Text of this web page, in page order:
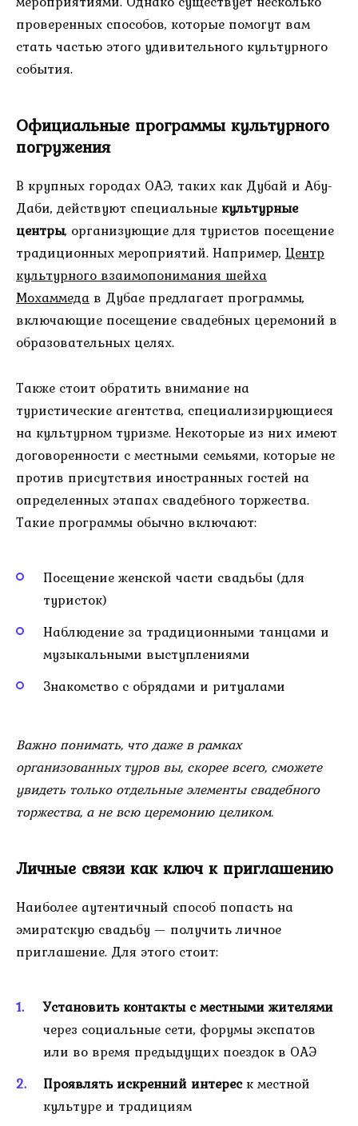
проверенных способов, которые помогут вам
стать частью этого удивительного культурного
события.
Официальные программы культурного
погружения
В крупных городах ОАЭ, таких как Дубай и Абу-
Даби, действуют специальныекультурные
центры, организующие для туристов посещение
традиционных мероприятий. Например, Центр
культурного взаимопонимания шейха
Мохаммедав Дубае предлагает программы,
включающие посещение свадебных церемоний в
образовательных целях.
Также стоит обратить внимание на
туристические агентства, специализирующиеся
на культурном туризме. Некоторые из них имеют
договоренности с местными семьями, которые не
против присутствия иностранных гостей на
определенных этапах свадебного торжества.
Такие программы обычно включают:
Посещение женской части свадьбы (для
туристок)
Наблюдение за традиционными танцами и
музыкальными выступлениями
Знакомство с обрядами и ритуалами
Важно понимать, что даже в рамках
организованных туров вы, скорее всего, сможете
увидеть только отдельные элементы свадебного
торжества, а не всю церемонию целиком.
Личные связи как ключ к приглашению
Наиболее аутентичный способ попасть на
эмиратскую свадьбу — получить личное
приглашение. Для этого стоит:
Установить контакты с местными жителями
через социальные сети, форумы экспатов
или во время предыдущих поездок в ОАЭ
Проявлять искренний интереск местной
культуре и традициям